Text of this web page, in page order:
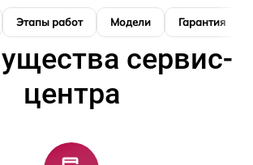
Этапы работ Модели Гарантия
сервис-
центра